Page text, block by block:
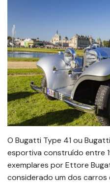
O Bugatti Type 41 ou
esportiva construído entre
exemplares por Ettore
considerado um dos carros